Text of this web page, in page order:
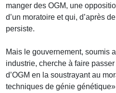
manger des OGM, une
d’un moratoire et qui, d’après
persiste.
Mais le gouvernement, soumis
industrie, cherche à faire
d’OGM en la soustrayant au
techniques de génie